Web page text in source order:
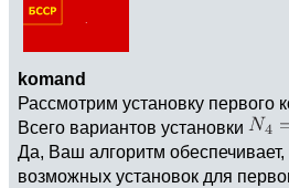
komand
Рассмотрим установку первого
Всего вариантов установки
Да, Ваш алгоритм
возможных установок для